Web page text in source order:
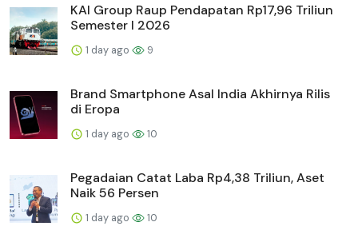
KAI Group Raup Pendapatan Rp17,96 Triliun
Semester I 2026
1 day ago 9
Brand Smartphone Asal India Akhirnya Rilis
di Eropa
1 day ago 10
Pegadaian Catat Laba Rp4,38 Triliun, Aset
Naik 56 Persen
1 day ago 10